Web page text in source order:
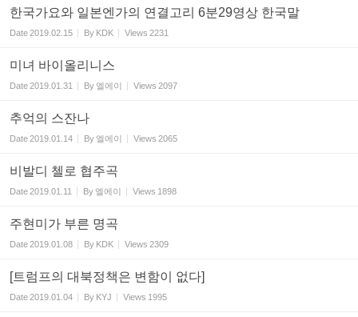
한국가요와 일본엔가의 연결고리 6분29영상 한국말
Date2019.02.15 By KDK Views 2231
미녀 바이올리니스
Date2019.01.31 By엘에이 Views 2097
추억의 스잔나
Date2019.01.14 By엘에이 Views 2065
비발디 첼로 협주곡
Date2019.01.11 By엘에이 Views 1898
주현미가 부른 명곡
Date2019.01.08 By KDK Views 2309
[트럼프의 대북정책은 변함이 없다]
Date2019.01.04 By KYJ Views 1995